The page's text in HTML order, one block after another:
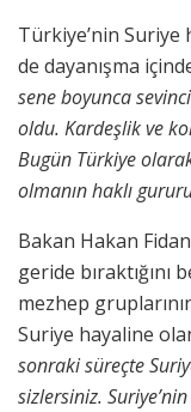
Türkiye’nin Suriye
de dayanışma
sene boyunca
oldu. Kardeşlik ve
Bugün Türkiye
olmanın haklı
Bakan Hakan
geride
mezhep
Suriye hayaline
sonraki süreçte
sizlersiniz.